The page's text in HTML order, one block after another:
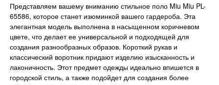
Представляем вашему вниманию стильное поло Miu Miu PL-
65586, которое станет изюминкой вашего гардероба. Эта
элегантная модель выполнена в насыщенном коричневом
цвете, что делает ее универсальной и подходящей для
создания разнообразных образов. Короткий рукав и
классический воротник придают изделию изысканность и
лаконичность. Этот предмет одежды идеально впишется в
городской стиль, а также подойдет для создания более